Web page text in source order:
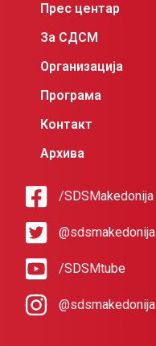
Прес центар
За СДСМ
Организација
Програма
Контакт
Архива
/SDSMakedonija
@sdsmakedonija
/SDSMtube
@sdsmakedonija